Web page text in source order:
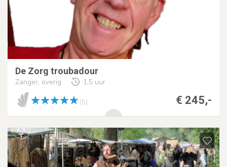
De Zorg troubadour
Zanger, overig 1,5 uur
€ 245,-
(5)